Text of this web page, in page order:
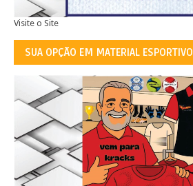
Visite o Site
SUA OPÇÃO EM MATERIAL ESPORTIVO